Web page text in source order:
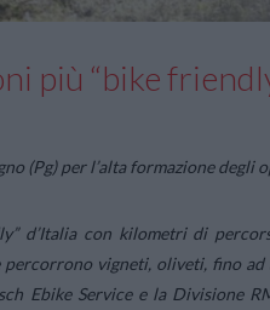
più “bike
(Pg) per l’alta formazione
d’Italia con kilometri di
vigneti, oliveti, fino ad
Ebike Service e la Divisione